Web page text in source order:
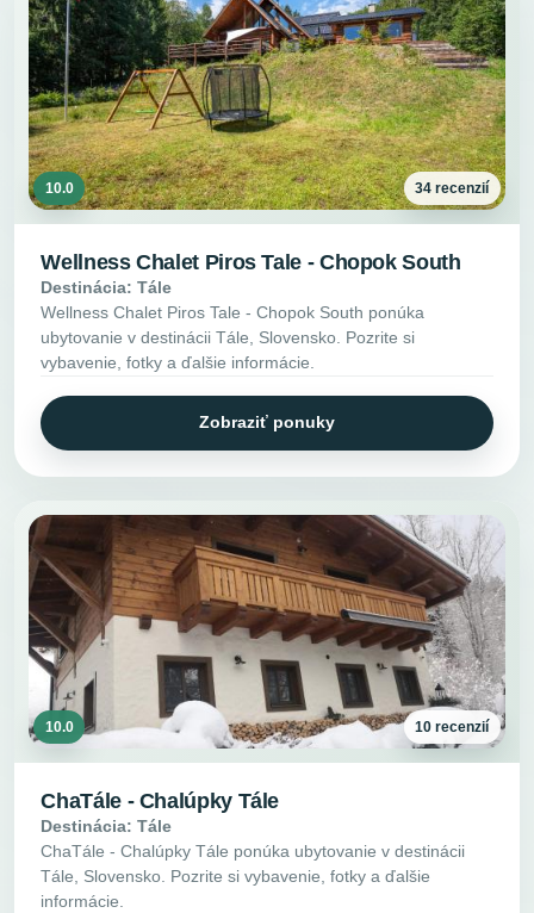
10.0 34 recenzií
Wellness Chalet Piros Tale - Chopok South
Destinácia: Tále
Wellness Chalet Piros Tale - Chopok South ponúka
ubytovanie v destinácii Tále, Slovensko. Pozrite si
vybavenie, fotky a ďalšie informácie.
Zobraziť ponuky
10.0 10 recenzií
ChaTále - Chalúpky Tále
Destinácia: Tále
ChaTále - Chalúpky Tále ponúka ubytovanie v destinácii
Tále, Slovensko. Pozrite si vybavenie, fotky a ďalšie
informácie.